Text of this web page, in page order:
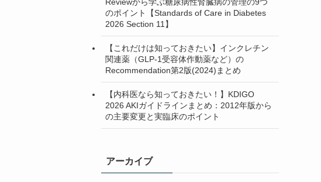
(1)
(2)
(7)
のポイント【Standards of Care in Diabetes
2026 Section 11】
【これだけは知っておきたい】インクレチン
関連薬（GLP-1受容体作動薬など）の
Recommendation第2版(2024)まとめ
【内科医なら知っておきたい！】KDIGO
2026 AKIガイドラインまとめ：2012年版から
の主要変更と実臨床のポイント
アーカイブ